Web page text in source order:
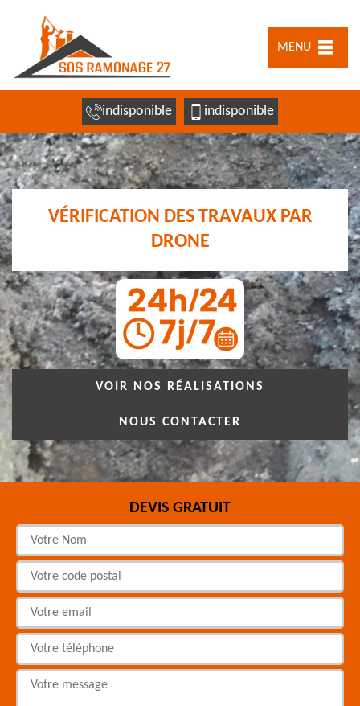
MENU
indisponible indisponible
VÉRIFICATION DES TRAVAUX PAR
DRONE
VOIR NOS RÉALISATIONS
NOUS CONTACTER
DEVIS GRATUIT